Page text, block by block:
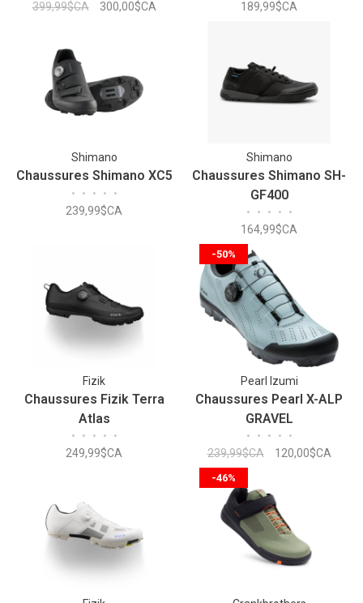
399,99$CA 300,00$CA 189,99$CA
Shimano
Chaussures Shimano XC5
• • • • •
239,99$CA
Shimano
Chaussures Shimano SH-
GF400
• • • • •
164,99$CA
Fizik
Chaussures Fizik Terra
Atlas
• • • • •
249,99$CA
-50%
Pearl Izumi
Chaussures Pearl X-ALP
GRAVEL
• • • • •
239,99$CA 120,00$CA
-46%